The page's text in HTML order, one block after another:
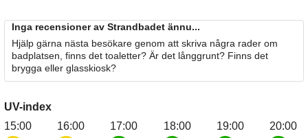
Inga recensioner av Strandbadet ännu...
Hjälp gärna nästa besökare genom att skriva några rader om
badplatsen, finns det toaletter? Är det långgrunt? Finns det
brygga eller glasskiosk?
UV-index
15:00
16:00
17:00
18:00
19:00
20:00